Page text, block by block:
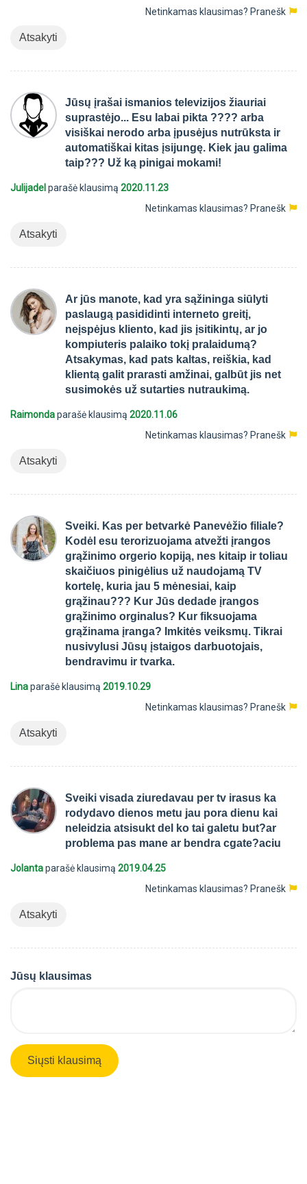
Netinkamas klausimas? Pranešk
Atsakyti
Jūsų įrašai ismanios televizijos žiauriai
suprastėjo... Esu labai pikta ???? arba
visiškai nerodo arba įpusėjus nutrūksta ir
automatiškai kitas įsijungę. Kiek jau galima
taip??? Už ką pinigai mokami!
Julijadel parašė klausimą 2020.11.23
Netinkamas klausimas? Pranešk
Atsakyti
Ar jūs manote, kad yra sąžininga siūlyti
paslaugą pasididinti interneto greitį,
neįspėjus kliento, kad jis įsitikintų, ar jo
kompiuteris palaiko tokį pralaidumą?
Atsakymas, kad pats kaltas, reiškia, kad
klientą galit prarasti amžinai, galbūt jis net
susimokės už sutarties nutraukimą.
Raimondaparašė klausimą 2020.11.06
Netinkamas klausimas? Pranešk
Atsakyti
Sveiki. Kas per betvarkė Panevėžio filiale?
Kodėl esu terorizuojama atvežti įrangos
grąžinimo orgerio kopiją, nes kitaip ir toliau
skaičiuos pinigėlius už naudojamą TV
kortelę, kuria jau 5 mėnesiai, kaip
grąžinau??? Kur Jūs dedade įrangos
grąžinimo orginalus? Kur fiksuojama
grąžinama įranga? Imkitės veiksmų. Tikrai
nusivylusi Jūsų įstaigos darbuotojais,
bendravimu ir tvarka.
Linaparašė klausimą 2019.10.29
Netinkamas klausimas? Pranešk
Atsakyti
Sveiki visada ziuredavau per tv irasus ka
rodydavo dienos metu jau pora dienu kai
neleidzia atsisukt del ko tai galetu but?ar
problema pas mane ar bendra cgate?aciu
Jolantaparašė klausimą 2019.04.25
Netinkamas klausimas? Pranešk
Atsakyti
Jūsų klausimas